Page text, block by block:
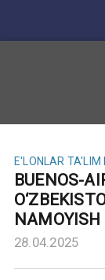
E'LONLAR TA'LIM
BUENOS-
NAMOYISH
28.04.2025